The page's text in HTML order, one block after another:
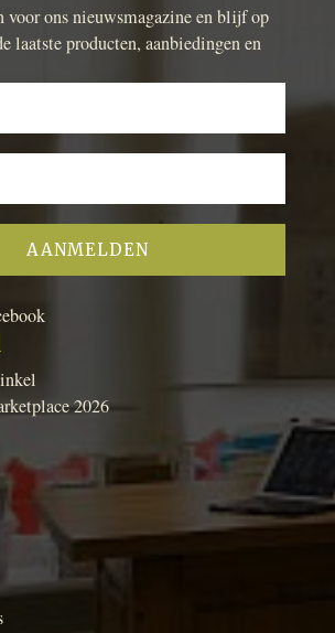
ons nieuwsmagazine en blijf op
laatste producten, aanbiedingen en
2026